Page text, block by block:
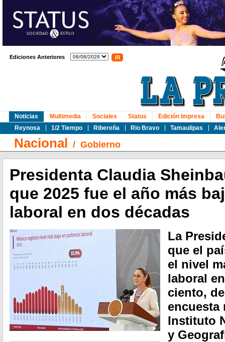
Ediciones Anteriores
Noticias
Reynosa
1/2 Tiempo Ribereña Rio Bravo Tamaulipas
Multimedia Sociales Status Edición Impresa
Nacional / Gobierno
Presidenta Claudia
que 2025 fue el año más
laboral en dos décadas
La
que el
el nivel
laboral
ciento,
encuesta
Instituto
y